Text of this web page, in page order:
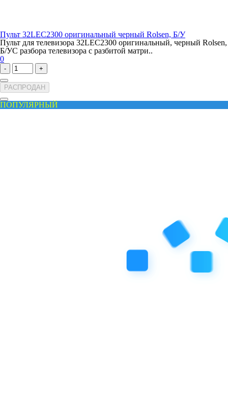
Пульт 32LEC2300 оригинальный черный Rolsen, Б/У
Пульт для телевизора 32LEC2300 оригинальный, черный Rolsen,
Б/УС разбора телевизора с разбитой матри..
0
- +
РАСПРОДАН
ПОПУЛЯРНЫЙ